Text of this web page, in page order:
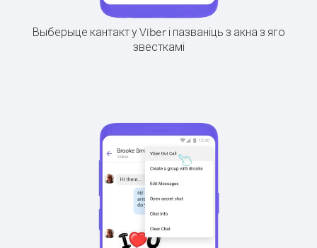
Выберыце кантакт у Viber і пазваніць з акна з яго
звесткамі